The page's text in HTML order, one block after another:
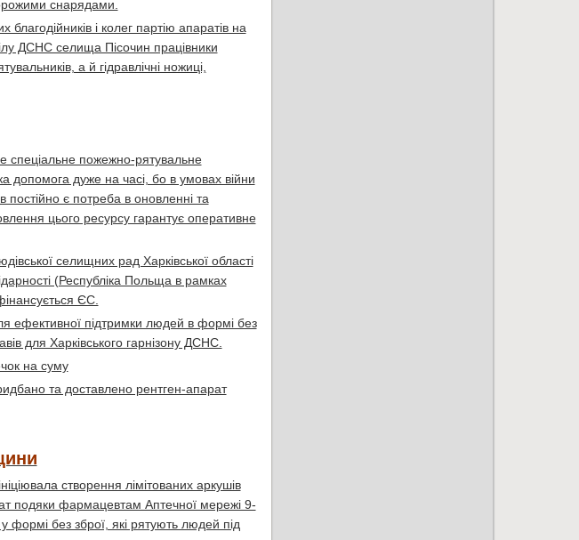
снарядами.
і колег партію апаратів на
ДСНС селища Пісочин працівники
а й гідравлічні ножиці,
спеціальне пожежно-рятувальне
допомога дуже на часі, бо в умовах війни
є потреба в оновленні та
цього ресурсу гарантує оперативне
селищних рад Харківської області
(Республіка Польща в рамках
ЄС.
ефективної підтримки людей в формі без
для Харківського гарнізону ДСНС.
на суму
та доставлено рентген-апарат
створення лімітованих аркушів
подяки фармацевтам Аптечної мережі 9-
формі без зброї, які рятують людей під